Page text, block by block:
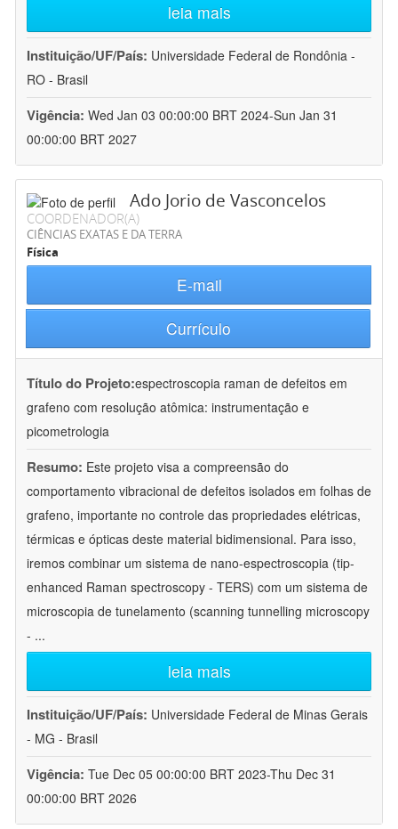
leia mais
Instituição/UF/País: Universidade Federal de Rondônia -
RO - Brasil
Vigência: Wed Jan 03 00:00:00 BRT 2024-Sun Jan 31
00:00:00 BRT 2027
Ado Jorio de Vasconcelos
COORDENADOR(A)
CIÊNCIAS EXATAS E DA TERRA
Física
E-mail
Currículo
Título do Projeto:espectroscopia raman de defeitos em
grafeno com resolução atômica: instrumentação e
picometrologia
Resumo: Este projeto visa a compreensão do
comportamento vibracional de defeitos isolados em folhas de
grafeno, importante no controle das propriedades elétricas,
térmicas e ópticas deste material bidimensional. Para isso,
iremos combinar um sistema de nano-espectroscopia (tip-
enhanced Raman spectroscopy - TERS) com um sistema de
microscopia de tunelamento (scanning tunnelling microscopy
- ...
leia mais
Instituição/UF/País: Universidade Federal de Minas Gerais
- MG - Brasil
Vigência: Tue Dec 05 00:00:00 BRT 2023-Thu Dec 31
00:00:00 BRT 2026